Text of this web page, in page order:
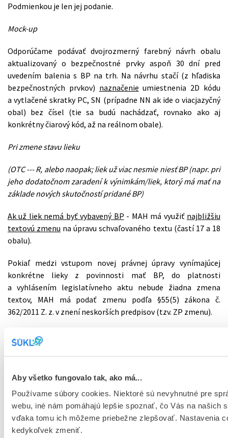
Aby všetko fungovalo tak, ako má...
Používame súbory cookies. Niektoré sú nevyhnutné pre
webu, iné nám pomáhajú lepšie spoznať, čo Vás na našich
vďaka tomu ich môžeme priebežne zlepšovať. Nastavenia
kedykoľvek zmeniť.
Podmienkou je len jej podanie.
Mock-up
Odporúčame podávať dvojrozmerný farebný návrh obalu
aktualizovaný o bezpečnostné prvky aspoň 30 dní pred
uvedením balenia s BP na trh. Na návrhu stačí (z hľadiska
bezpečnostných prvkov) naznačenie umiestnenia 2D kódu
a vytlačené skratky PC, SN (prípadne NN ak ide o viacjazyčný
obal) bez čísel (tie sa budú nachádzať, rovnako ako aj
konkrétny čiarový kód, až na reálnom obale).
Pri zmene stavu lieku
(OTC --- R, alebo naopak; liek už viac nesmie niesť BP (napr. pri
jeho dodatočnom zaradení k výnimkám/liek, ktorý má mať na
základe nových skutočností pridané BP)
Ak už liek nemá byť vybavený BP - MAH má využiť najbližšiu
textovú zmenu na úpravu schvaľovaného textu (častí 17 a 18
obalu).
Pokiaľ medzi vstupom novej právnej úpravy vynímajúcej
konkrétne lieky z povinnosti mať BP, do platnosti
a vyhlásením legislatívneho aktu nebude žiadna zmena
textov, MAH má podať zmenu podľa §55(5) zákona č.
362/2011 Z. z. v znení neskorších predpisov (tzv. ZP zmenu).
Ak liek zmení výdaj na viazanosť na lekársky predpis
má využiť práve zmenu výdaja na implementáciu časti 17 a 18
do textu obalu.
Registračný systém a nahrávanie údajov
!!! Všetky zúčastnené strany, t.j. MAH, súbežní